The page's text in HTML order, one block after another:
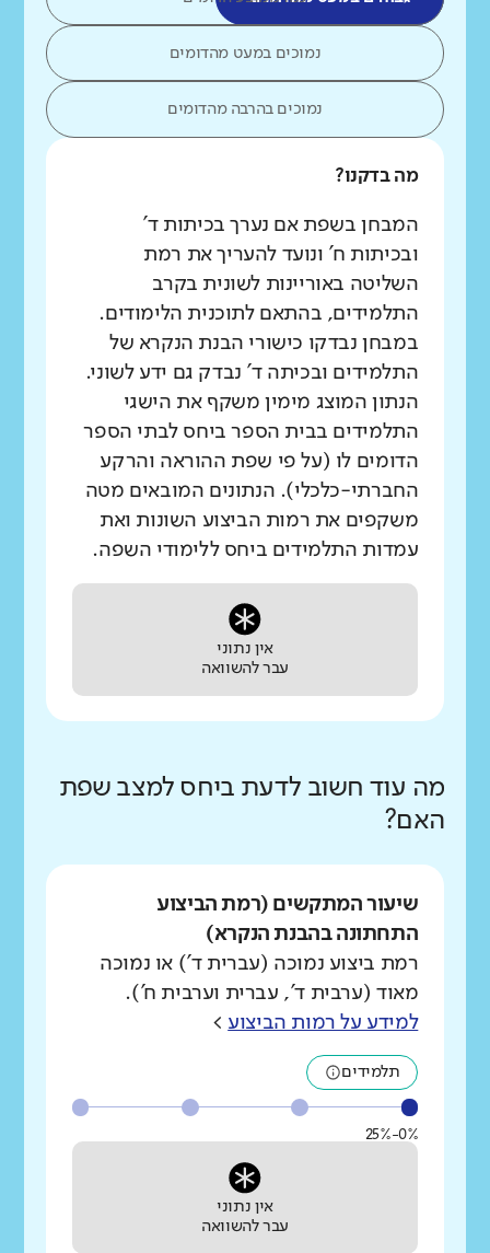
נמוכים במעט מהדומים
נמוכים בהרבה מהדומים
מה בדקנו?
המבחן בשפת אם נערך בכיתות ד'
ובכיתות ח' ונועד להעריך את רמת
השליטה באוריינות לשונית בקרב
התלמידים, בהתאם לתוכנית הלימודים.
במבחן נבדקו כישורי הבנת הנקרא של
התלמידים ובכיתה ד' נבדק גם ידע לשוני.
הנתון המוצג מימין משקף את הישגי
התלמידים בבית הספר ביחס לבתי הספר
הדומים לו (על פי שפת ההוראה והרקע
החברתי-כלכלי). הנתונים המובאים מטה
משקפים את רמות הביצוע השונות ואת
עמדות התלמידים ביחס ללימודי השפה.
אין נתוני
עבר להשוואה
מה עוד חשוב לדעת ביחס למצב שפת
האם?
שיעור המתקשים (רמת הביצוע
התחתונה בהבנת הנקרא)
רמת ביצוע נמוכה (עברית ד') או נמוכה
מאוד (ערבית ד', עברית וערבית ח').
למידע על רמות הביצוע >
תלמידים
0%-25%
אין נתוני
עבר להשוואה